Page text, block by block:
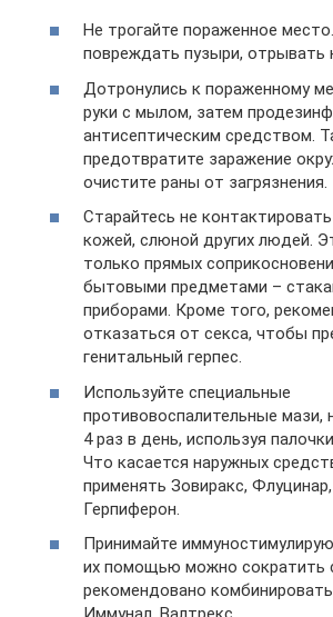
Не трогайте пораженное
повреждать пузыри, отрывать
Дотронулись к пораженному
руки с мылом, затем
антисептическим средством.
предотвратите заражение
очистите раны от загрязнения.
Старайтесь не
кожей, слюной других людей.
только прямых
бытовыми предметами –
приборами. Кроме того,
отказаться от секса, чтобы
генитальный герпес.
Используйте специальные
противовоспалительные мази,
4 раз в день, используя
Что касается наружных
применять Зовиракс,
Герпиферон.
Принимайте
их помощью можно сократить
рекомендовано